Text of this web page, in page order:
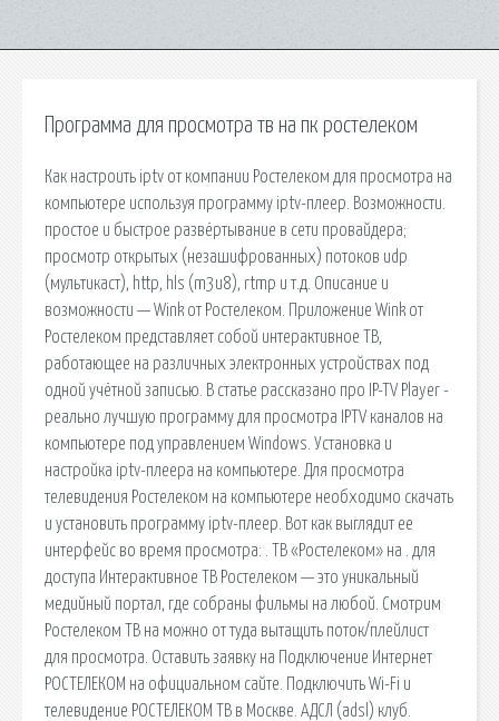
Программа для просмотра тв на пк ростелеком
Как настроить iptv от компании Ростелеком для просмотра на
компьютере используя программу iptv-плеер. Возможности.
простое и быстрое развёртывание в сети провайдера;
просмотр открытых (незашифрованных) потоков udp
(мультикаст), http, hls (m3u8), rtmp и т.д. Описание и
возможности — Wink от Ростелеком. Приложение Wink от
Ростелеком представляет собой интерактивное ТВ,
работающее на различных электронных устройствах под
одной учётной записью. В статье рассказано про IP-TV Player -
реально лучшую программу для просмотра IPTV каналов на
компьютере под управлением Windows. Установка и
настройка iptv-плеера на компьютере. Для просмотра
телевидения Ростелеком на компьютере необходимо скачать
и установить программу iptv-плеер. Вот как выглядит ее
интерфейс во время просмотра: . ТВ «Ростелеком» на . для
доступа Интерактивное ТВ Ростелеком — это уникальный
медийный портал, где собраны фильмы на любой. Смотрим
Ростелеком ТВ на можно от туда вытащить поток/плейлист
для просмотра. Оставить заявку на Подключение Интернет
РОСТЕЛЕКОМ на официальном сайте. Подключить Wi-Fi и
телевидение РОСТЕЛЕКОМ ТВ в Москве. АДСЛ (adsl) клуб.